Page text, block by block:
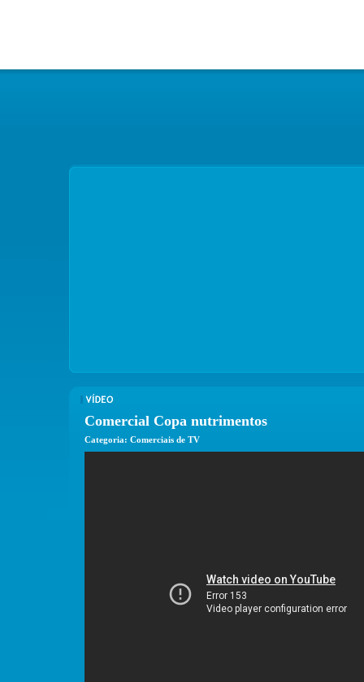
Comercial Copa nutrimentos
Categoria: Comerciais de TV